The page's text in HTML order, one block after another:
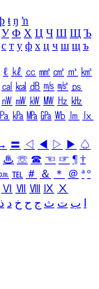
þ ŧ ŋ ŉ
У Ф Х Ц Ч Ш Щ Ъ
с т у ф х ц ч ш щ ъ
ℓ ㎘ ㏄ ㎣ ㎤ ㎥ ㎦
㎈ ㎉ ㏈ ㎧ ㎨ ㎰
㎻ ㎽ ㎾ ㎿ ㎐ ㎑
㎩ ㎪ ㎫ ㎬ ㏝ ㏐
㏓
〓 ◁ ◀ ▷ ▶ ♤
♨ ☏ ☎ ☜ ☞ ¶ †
℡ ＃ ＆ ＊ ＠ ª º
Ⅵ Ⅶ Ⅷ Ⅸ Ⅹ
ب ت ث ج ح خ د ذ